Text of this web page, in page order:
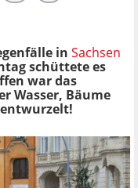
in Sachsen
schüttete es
war das
Wasser, Bäume